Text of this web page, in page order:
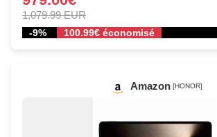
1,079.99 EUR
-9% 100.99€ économisé
Amazon [HONOR]